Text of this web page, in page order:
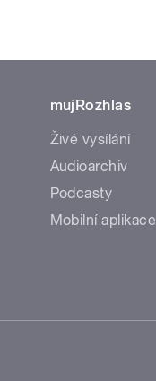
mujRozhlas
Živé vysílání
Audioarchiv
Podcasty
Mobilní aplikace